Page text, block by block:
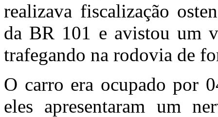
realizava fiscalização
da BR 101 e avistou um
trafegando na rodovia de
O carro era ocupado por
eles apresentaram um